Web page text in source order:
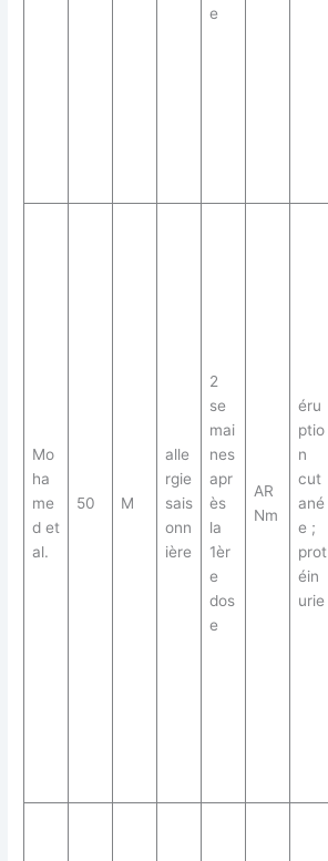
e
Mo
ha
me
d et
al.
50 M
alle
rgie
sais
onn
ière
2
se
mai
nes
apr
ès
la
1èr
e
dos
e
AR
Nm
éru
ptio
n
cut
ané
e ;
prot
éin
urie